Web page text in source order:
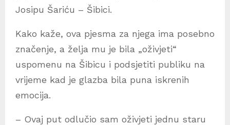
Josipu Šariću – Šibici.
Kako kaže, ova pjesma za njega ima posebno
značenje, a želja mu je bila „oživjeti“
uspomenu na Šibicu i podsjetiti publiku na
vrijeme kad je glazba bila puna iskrenih
emocija.
– Ovaj put odlučio sam oživjeti jednu staru